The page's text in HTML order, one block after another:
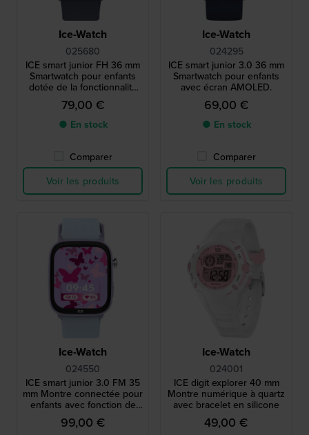
Ice-Watch
025680
ICE smart junior FH 36 mm
Smartwatch pour enfants
dotée de la fonctionnalité
de géolocalisation Android
Find Hub
79,00 €
● En stock
Comparer
Voir les produits
Ice-Watch
024295
ICE smart junior 3.0 36 mm
Smartwatch pour enfants
avec écran AMOLED.
69,00 €
● En stock
Comparer
Voir les produits
Ice-Watch
024550
ICE smart junior 3.0 FM 35
mm Montre connectée pour
enfants avec fonction de
géolocalisation Apple Find
My.
99,00 €
Ice-Watch
024001
ICE digit explorer 40 mm
Montre numérique à quartz
avec bracelet en silicone
49,00 €